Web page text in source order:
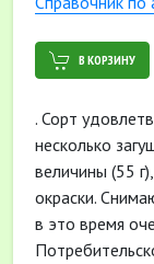
В КОРЗИНУ
. Сорт
несколько
величины (55
окраски.
в это время